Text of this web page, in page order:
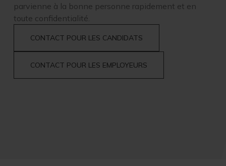
parvienne à la bonne personne rapidement et en
toute confidentialité.
CONTACT POUR LES CANDIDATS
CONTACT POUR LES EMPLOYEURS